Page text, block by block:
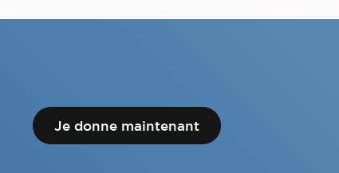
Je donne maintenant